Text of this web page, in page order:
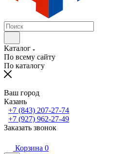
Каталог
По всему сайту
По каталогу
Ваш город
Казань
+7 (843) 207-27-74
+7 (927) 962-27-49
Заказать звонок
Корзина 0